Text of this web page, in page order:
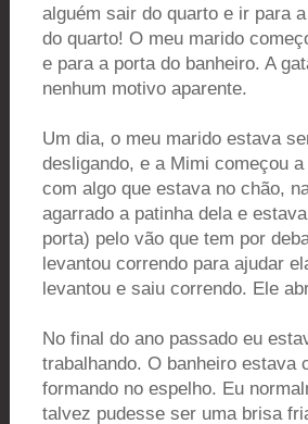
alguém sair do quarto e ir para
do quarto! O meu marido
e para a porta do banheiro. A
nenhum motivo aparente.
Um dia, o meu marido estava
desligando, e a Mimi começou
com algo que estava no chão,
agarrado a patinha dela e
porta) pelo vão que tem por
levantou correndo para ajudar
levantou e saiu correndo. Ele
No final do ano passado eu
trabalhando. O banheiro estava
formando no espelho. Eu
talvez pudesse ser uma brisa